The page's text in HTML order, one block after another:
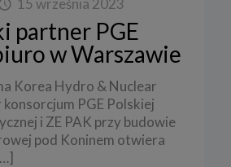
15 września 2023
partner PGE
w Warszawie
Korea Hydro & Nuclear
PGE Polskiej
i ZE PAK przy budowie
pod Koninem otwiera